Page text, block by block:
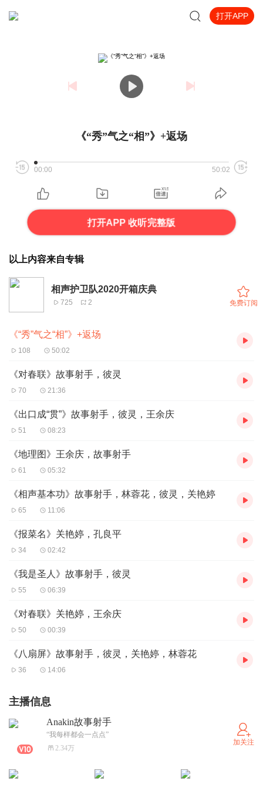
打开APP
《“秀”气之“相”》+返场
00:00 50:02
打开APP 收听完整版
以上内容来自专辑
相声护卫队2020开箱庆典
725 2 免费订阅
《“秀”气之“相”》+返场
108 50:02
《对春联》故事射手，彼灵
70 21:36
《出口成“贯”》故事射手，彼灵，王余庆
51 08:23
《地理图》王余庆，故事射手
61 05:32
《相声基本功》故事射手，林蓉花，彼灵，关艳婷
65 11:06
《报菜名》关艳婷，孔良平
34 02:42
《我是圣人》故事射手，彼灵
55 06:39
《对春联》关艳婷，王余庆
50 00:39
《八扇屏》故事射手，彼灵，关艳婷，林蓉花
36 14:06
主播信息
Anakin故事射手
“我每样都会一点点”
2.34万
加关注